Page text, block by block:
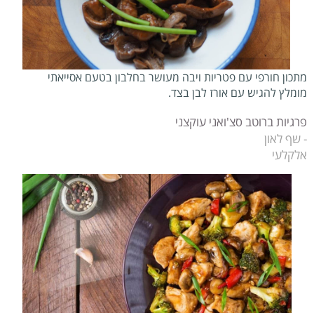
מתכון חורפי עם פטריות ויבה מעושר בחלבון בטעם אסייאתי
מומלץ להגיש עם אורז לבן בצד.
פרגיות ברוטב סצ'ואני עוקצני
- שף לאון
אלקלעי